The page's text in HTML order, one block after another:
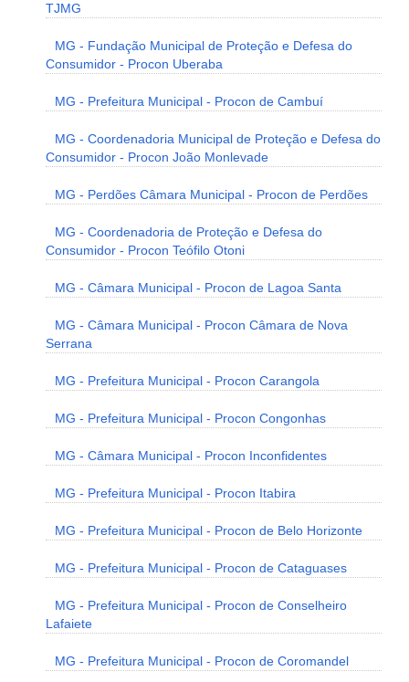
TJMG
MG - Fundação Municipal de Proteção e Defesa do
Consumidor - Procon Uberaba
MG - Prefeitura Municipal - Procon de Cambuí
MG - Coordenadoria Municipal de Proteção e Defesa do
Consumidor - Procon João Monlevade
MG - Perdões Câmara Municipal - Procon de Perdões
MG - Coordenadoria de Proteção e Defesa do
Consumidor - Procon Teófilo Otoni
MG - Câmara Municipal - Procon de Lagoa Santa
MG - Câmara Municipal - Procon Câmara de Nova
Serrana
MG - Prefeitura Municipal - Procon Carangola
MG - Prefeitura Municipal - Procon Congonhas
MG - Câmara Municipal - Procon Inconfidentes
MG - Prefeitura Municipal - Procon Itabira
MG - Prefeitura Municipal - Procon de Belo Horizonte
MG - Prefeitura Municipal - Procon de Cataguases
MG - Prefeitura Municipal - Procon de Conselheiro
Lafaiete
MG - Prefeitura Municipal - Procon de Coromandel